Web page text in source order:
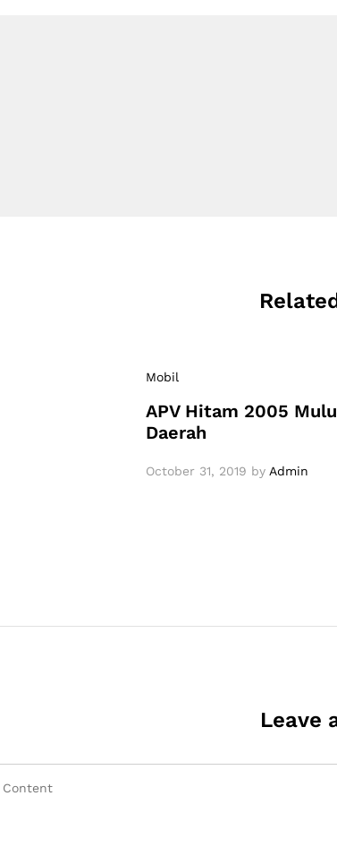
Mobil
APV Hitam 2005
Daerah
October 31, 2019 by Admin
Leave